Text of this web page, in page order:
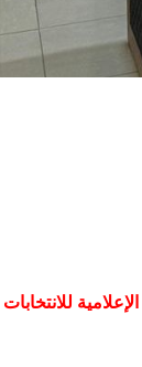
للانتخابات